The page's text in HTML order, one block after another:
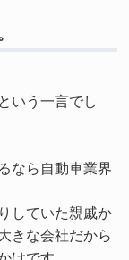
いう一言でし
なら自動車業界
していた親戚か
きな会社だから